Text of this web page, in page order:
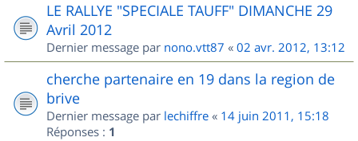
LE RALLYE "SPECIALE TAUFF" DIMANCHE 29
Avril 2012
Dernier message par nono.vtt87 « 02 avr. 2012, 13:12
cherche partenaire en 19 dans la region de
brive
Dernier message par lechiffre « 14 juin 2011, 15:18
Réponses : 1